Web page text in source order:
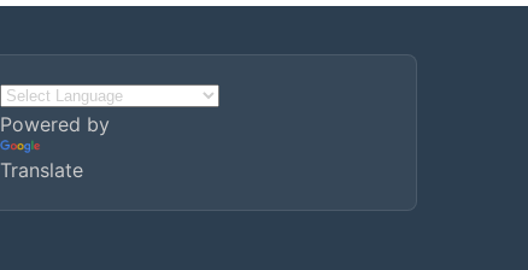
Powered by
Translate